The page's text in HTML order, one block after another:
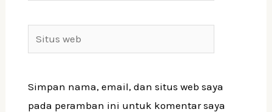
Simpan nama, email, dan situs web saya
pada peramban ini untuk komentar saya